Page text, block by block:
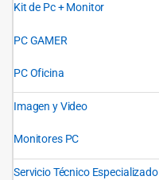
Kit de Pc + Monitor
PC GAMER
PC Oficina
Imagen y Video
Monitores PC
Servicio Técnico Especializado